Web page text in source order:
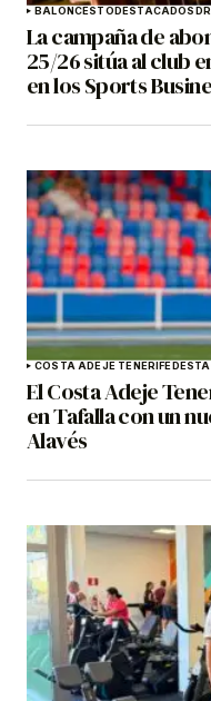
BALONCESTODESTACADOS
La campaña de
25/26 sitúa al club
en los Sports
COSTA ADEJE TENERIFE
El Costa Adeje
en Tafalla con un
Alavés